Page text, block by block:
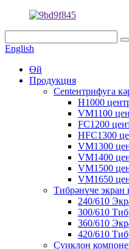
English
Өй
Продукция
Centентрифуга
H1000
VM1100
FC1200
HFC1300
VM1300
VM1400
VM1500
VM1650
Тибрәнүче экран
240/610
300/610
360/610
420/610
Cyиклон